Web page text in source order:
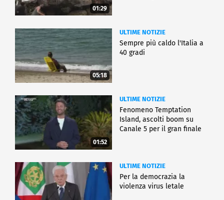
01:29
05:18
ULTIME NOTIZIE
Sempre più caldo l'Italia a
40 gradi
01:52
ULTIME NOTIZIE
Fenomeno Temptation
Island, ascolti boom su
Canale 5 per il gran finale
ULTIME NOTIZIE
Per la democrazia la
violenza virus letale